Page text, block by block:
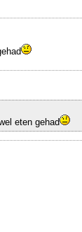
eten gehad